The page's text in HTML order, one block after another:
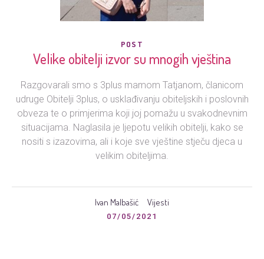
POST
Velike obitelji izvor su mnogih vještina
Razgovarali smo s 3plus mamom Tatjanom, članicom
udruge Obitelji 3plus, o usklađivanju obiteljskih i poslovnih
obveza te o primjerima koji joj pomažu u svakodnevnim
situacijama. Naglasila je ljepotu velikih obitelji, kako se
nositi s izazovima, ali i koje sve vještine stječu djeca u
velikim obiteljima.
Ivan Malbašić Vijesti
07/05/2021